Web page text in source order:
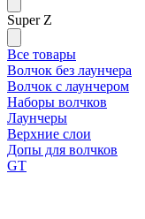
Super Z
Все товары
Волчок без лаунчера
Волчок с лаунчером
Наборы волчков
Лаунчеры
Верхние слои
Допы для волчков
GT